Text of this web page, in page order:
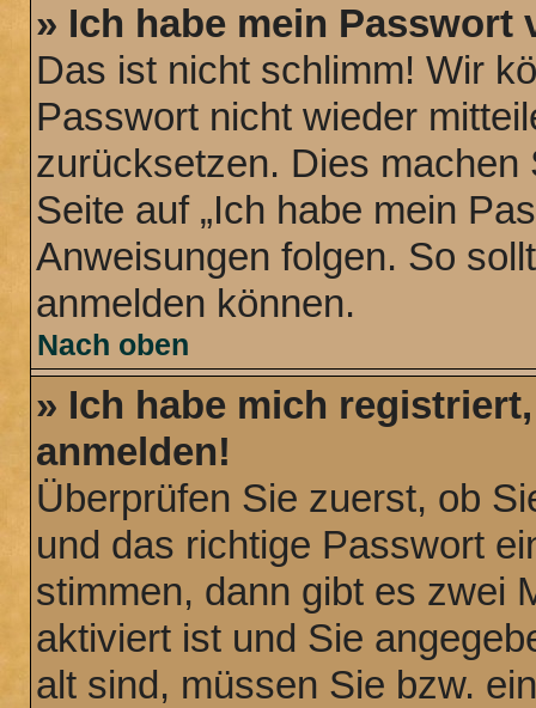
» Ich habe mein Passwort
Das ist nicht schlimm! Wir
Passwort nicht wieder
zurücksetzen. Dies machen
Seite auf „Ich habe mein
Anweisungen folgen. So
anmelden können.
Nach oben
» Ich habe mich
anmelden!
Überprüfen Sie zuerst, ob
und das richtige Passwort
stimmen, dann gibt es zwei
aktiviert ist und Sie
alt sind, müssen Sie bzw.